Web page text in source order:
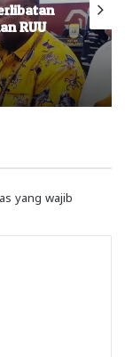
RUU
yang wajib